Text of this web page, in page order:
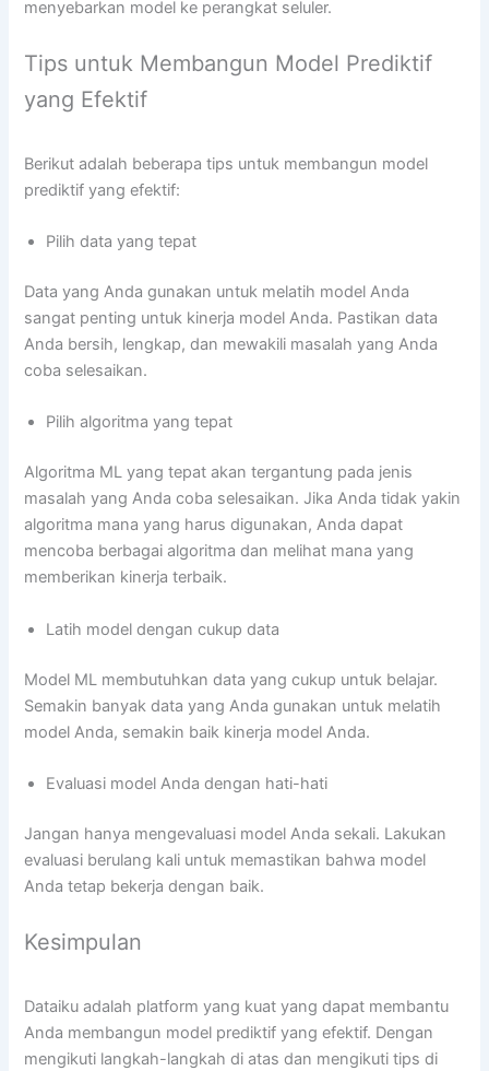
menyebarkan model ke perangkat seluler.
Tips untuk Membangun Model Prediktif
yang Efektif
Berikut adalah beberapa tips untuk membangun model
prediktif yang efektif:
Pilih data yang tepat
Data yang Anda gunakan untuk melatih model Anda
sangat penting untuk kinerja model Anda. Pastikan data
Anda bersih, lengkap, dan mewakili masalah yang Anda
coba selesaikan.
Pilih algoritma yang tepat
Algoritma ML yang tepat akan tergantung pada jenis
masalah yang Anda coba selesaikan. Jika Anda tidak yakin
algoritma mana yang harus digunakan, Anda dapat
mencoba berbagai algoritma dan melihat mana yang
memberikan kinerja terbaik.
Latih model dengan cukup data
Model ML membutuhkan data yang cukup untuk belajar.
Semakin banyak data yang Anda gunakan untuk melatih
model Anda, semakin baik kinerja model Anda.
Evaluasi model Anda dengan hati-hati
Jangan hanya mengevaluasi model Anda sekali. Lakukan
evaluasi berulang kali untuk memastikan bahwa model
Anda tetap bekerja dengan baik.
Kesimpulan
Dataiku adalah platform yang kuat yang dapat membantu
Anda membangun model prediktif yang efektif. Dengan
mengikuti langkah-langkah di atas dan mengikuti tips di